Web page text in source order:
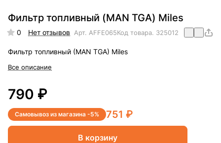
Фильтр топливный (MAN TGA) Miles
0 Нет отзывов Арт. AFFE065Код товара. 325012
Фильтр топливный (MAN TGA) Miles
Все описание
790 ₽
Самовывоз из магазина -5% 751 ₽
В корзину